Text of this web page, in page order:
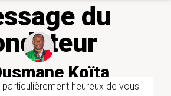
du
Koïta
PhD PARASITOLOGIE
MOLECULAIREheureux de vous